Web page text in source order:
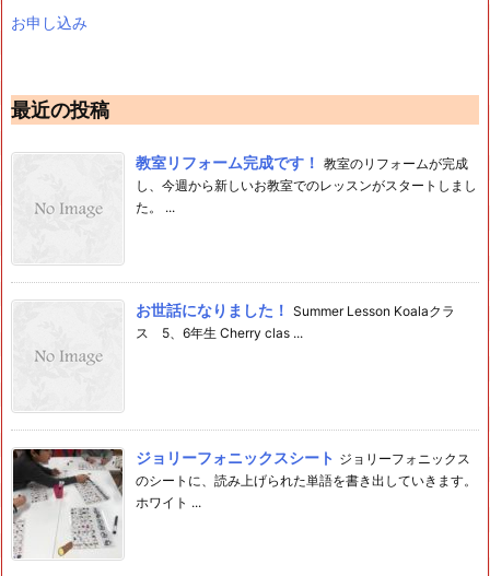
お申し込み
最近の投稿
教室リフォーム完成です！ 教室のリフォームが完成
し、今週から新しいお教室でのレッスンがスタートしまし
た。 ...
お世話になりました！ Summer Lesson Koalaクラ
ス 5、6年生 Cherry clas ...
ジョリーフォニックスシート ジョリーフォニックス
のシートに、読み上げられた単語を書き出していきます。
ホワイト ...